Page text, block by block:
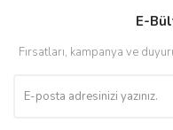
E-
Fırsatları, kampanya ve